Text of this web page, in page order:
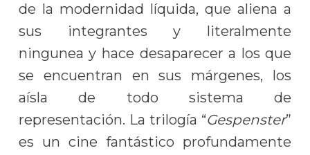
de la modernidad líquida, que aliena a
sus integrantes y literalmente
ningunea y hace desaparecer a los que
se encuentran en sus márgenes, los
aísla de todo sistema de
representación. La trilogía “Gespenster”
es un cine fantástico profundamente